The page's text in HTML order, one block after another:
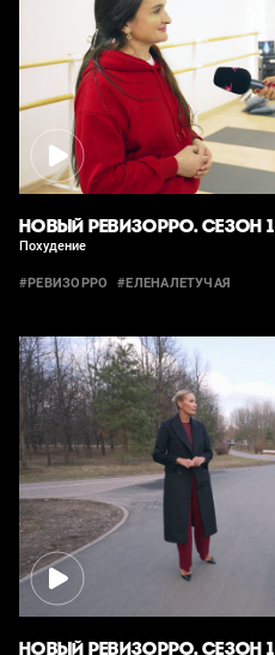
НОВЫЙ РЕВИЗОРРО. СЕЗОН 1
Похудение
#РЕВИЗОРРО #ЕЛЕНАЛЕТУЧАЯ
НОВЫЙ РЕВИЗОРРО. СЕЗОН 1